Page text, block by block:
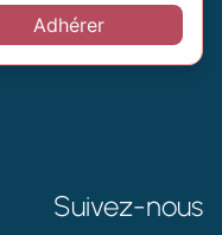
Adhérer
Suivez-nous